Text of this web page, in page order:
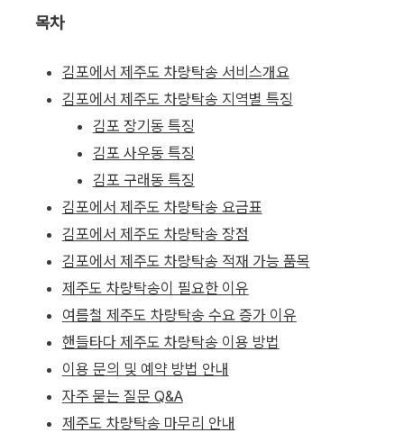
목차
김포에서 제주도 차량탁송 서비스개요
김포에서 제주도 차량탁송 지역별 특징
김포 장기동 특징
김포 사우동 특징
김포 구래동 특징
김포에서 제주도 차량탁송 요금표
김포에서 제주도 차량탁송 장점
김포에서 제주도 차량탁송 적재 가능 품목
제주도 차량탁송이 필요한 이유
여름철 제주도 차량탁송 수요 증가 이유
핸들타다 제주도 차량탁송 이용 방법
이용 문의 및 예약 방법 안내
자주 묻는 질문 Q&A
제주도 차량탁송 마무리 안내